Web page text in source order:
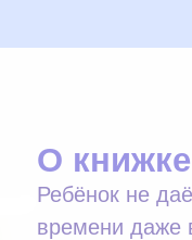
О книжке
Ребёнок не
времени даже